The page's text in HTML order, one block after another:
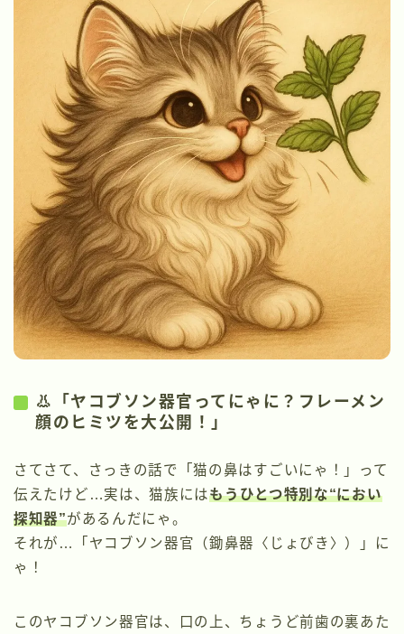
👃「ヤコブソン器官ってにゃに？フレーメン
顔のヒミツを大公開！」
さてさて、さっきの話で「猫の鼻はすごいにゃ！」って
伝えたけど…実は、猫族にはもうひとつ特別な“におい
探知器”があるんだにゃ。
それが…「ヤコブソン器官（鋤鼻器〈じょびき〉）」に
ゃ！
このヤコブソン器官は、口の上、ちょうど前歯の裏あた